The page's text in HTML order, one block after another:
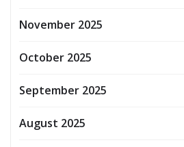
November 2025
October 2025
September 2025
August 2025